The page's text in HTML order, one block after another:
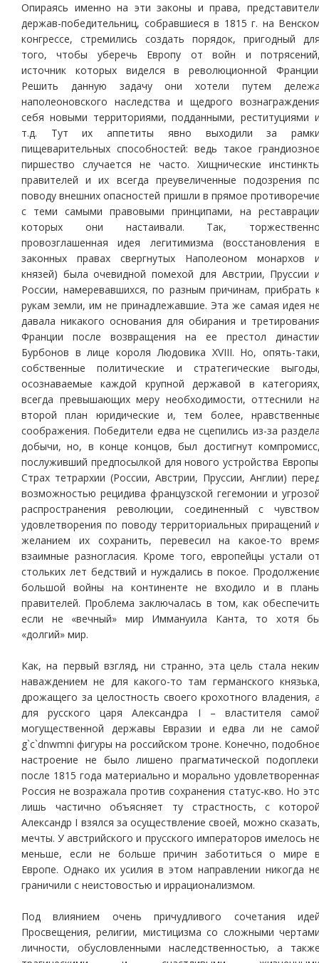
Опираясь именно на эти законы и права,
держав-победительниц, собравшиеся в 1815 г. на
конгрессе, стремились создать порядок, пригодный
того, чтобы уберечь Европу от войн и
источник которых виделся в революционной
Решить данную задачу они хотели путем
наполеоновского наследства и щедрого
себя новыми территориями, подданными, реституциями
т.д. Тут их аппетиты явно выходили за
пищеварительных способностей: ведь такое
пиршество случается не часто. Хищнические
правителей и их всегда преувеличенные подозрения
поводу внешних опасностей пришли в прямое
с теми самыми правовыми принципами, на
которых они настаивали. Так,
провозглашенная идея легитимизма (восстановления
законных правах свергнутых Наполеоном монархов
князей) была очевидной помехой для Австрии, Пруссии
России, намеревавшихся, по разным причинам, прибрать
рукам земли, им не принадлежавшие. Эта же самая идея
давала никакого основания для обирания и
Франции после возвращения на ее престол
Бурбонов в лице короля Людовика XVIII. Но, опять-
собственные политические и стратегические
осознаваемые каждой крупной державой в
всегда превышающих меру необходимости, оттеснили
второй план юридические и, тем более,
соображения. Победители едва не сцепились из-за
добычи, но, в конце концов, был достигнут
послуживший предпосылкой для нового устройства
Страх тетрархии (России, Австрии, Пруссии, Англии)
возможностью рецидива французской гегемонии и
распространения революции, соединенный с
удовлетворения по поводу территориальных приращений
желанием их сохранить, перевесил на какое-то
взаимные разногласия. Кроме того, европейцы устали
стольких лет бедствий и нуждались в покое.
большой войны на континенте не входило и в
правителей. Проблема заключалась в том, как
если не «вечный» мир Иммануила Канта, то хотя
«долгий» мир.
Как, на первый взгляд, ни странно, эта цель стала
наваждением не для какого-то там германского
дрожащего за целостность своего крохотного владения,
для русского царя Александра I – властителя
могущественной державы Евразии и едва ли не
g`c`dnwmni фигуры на российском троне. Конечно,
настроение не было лишено прагматической
после 1815 года материально и морально
Россия не возражала против сохранения статус-кво. Но
лишь частично объясняет ту страстность, с
Александр I взялся за осуществление своей, можно
мечты. У австрийского и прусского императоров имелось
меньше, если не больше причин заботиться о мире
Европе. Однако их усилия в этом направлении никогда
граничили с неистовостью и иррационализмом.
Под влиянием очень причудливого сочетания
Просвещения, религии, мистицизма со сложными
личности, обусловленными наследственностью, а